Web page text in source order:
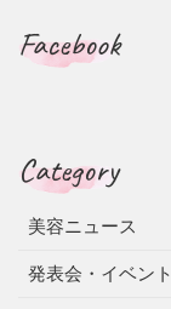
Facebook
Category
美容ニュース
発表会・イベン